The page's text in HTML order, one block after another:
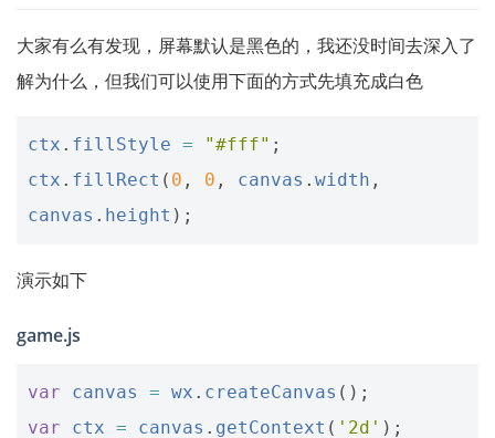
大家有么有发现，屏幕默认是黑色的，我还没时间去深入了
解为什么，但我们可以使用下面的方式先填充成白色
ctx . fillStyle = "#fff" ;
ctx . fillRect ( 0 , 0 , canvas . width ,
canvas . height );
演示如下
game.js
var canvas = wx . createCanvas ();
var
ctx = canvas . getContext ( '2d' );